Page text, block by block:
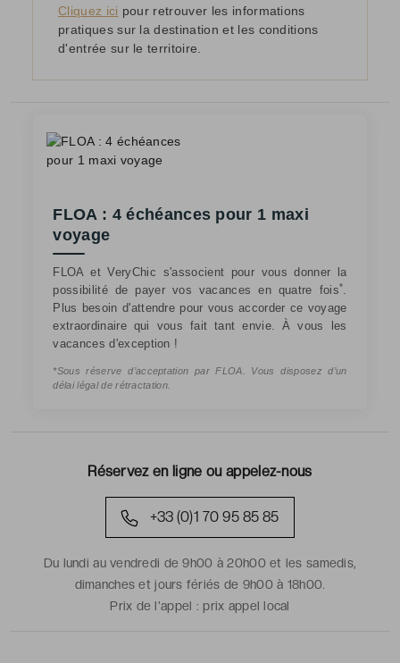
Réservez en ligne ou appelez-nous
+33 (0)1 70 95 85 85
Du lundi au vendredi de 9h00 à 20h00 et les samedis,
dimanches et jours fériés de 9h00 à 18h00.
Prix de l'appel :prix appel local
Cliquez ici pour retrouver les informations
pratiques sur la destination et les conditions
d'entrée sur le territoire.
FLOA : 4 échéances pour 1 maxi
voyage
FLOA et VeryChic s'associent pour vous donner la
possibilité de payer vos vacances en quatre fois*.
Plus besoin d'attendre pour vous accorder ce voyage
extraordinaire qui vous fait tant envie. À vous les
vacances d'exception !
*Sous réserve d’acceptation par FLOA. Vous disposez d’un
délai légal de rétractation.